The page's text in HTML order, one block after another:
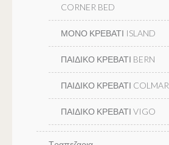
CORNER BED
ΜΟΝΟ ΚΡΕΒΑΤΙ ISLAND
ΠΑΙΔΙΚΟ ΚΡΕΒΑΤΙ BERN
ΠΑΙΔΙΚΟ ΚΡΕΒΑΤΙ COLMAR
ΠΑΙΔΙΚΟ ΚΡΕΒΑΤΙ VIGO